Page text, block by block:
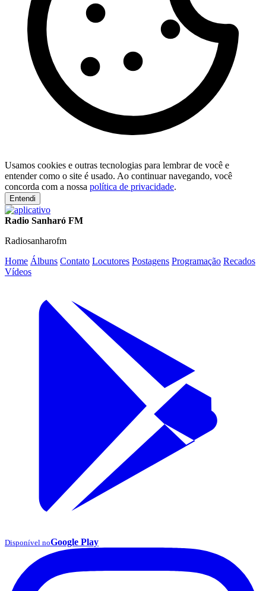
Usamos cookies e outras tecnologias para lembrar de você e
entender como o site é usado. Ao continuar navegando, você
concorda com a nossa política de privacidade.
Entendi
Radio Sanharó FM
Radiosanharofm
Home Álbuns Contato Locutores Postagens Programação Recados
Vídeos
Disponível noGoogle Play